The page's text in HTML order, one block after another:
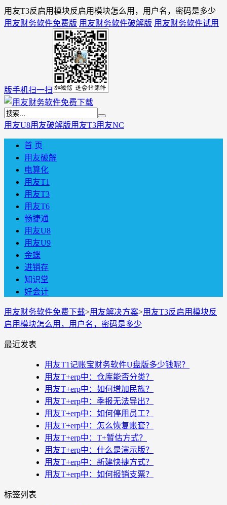
用友T3反启用模块反启用模块怎么用，用户名，密码是多少
用友财务软件免费版 用友财务软件破解版 用友财务软件试用
版手机扫一扫
用友U8用友破解版用友T3用友NC
首 页
用友破解
电算化
用友T1
用友T3
用友T6
畅捷通
用友U8
用友U9
金蝶
进销存
知识堂
好会计
用友财务软件免费下载>用友解决方案>用友T3反启用模块反
启用模块怎么用，用户名，密码是多少
最近发表
用友T1记账宝财务软件U盘版多少钱呢？
用友T+erp中：仓库能否分类？
用友T+erp中：如何增加民族？
用友T+erp中：季报无法导出？
用友T+erp中：如何停用员工？
用友T+erp中：怎么恢复账套？
用友T+erp中：T+暂估方式？
用友T+erp中：什么是演示版？
用友T+erp中：新建快捷方式？
用友T+erp中：如何报销支票？
标签列表